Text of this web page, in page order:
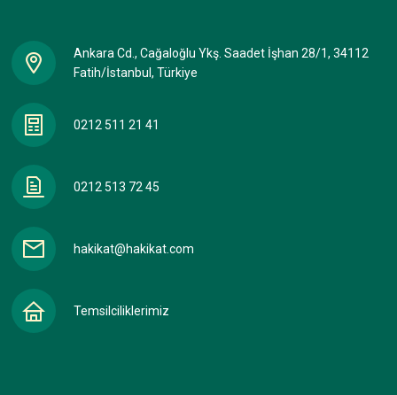
Ankara Cd., Cağaloğlu Ykş. Saadet İşhan 28/1, 34112
Fatih/İstanbul, Türkiye
0212 511 21 41
0212 513 72 45
hakikat@hakikat.com
Temsilciliklerimiz